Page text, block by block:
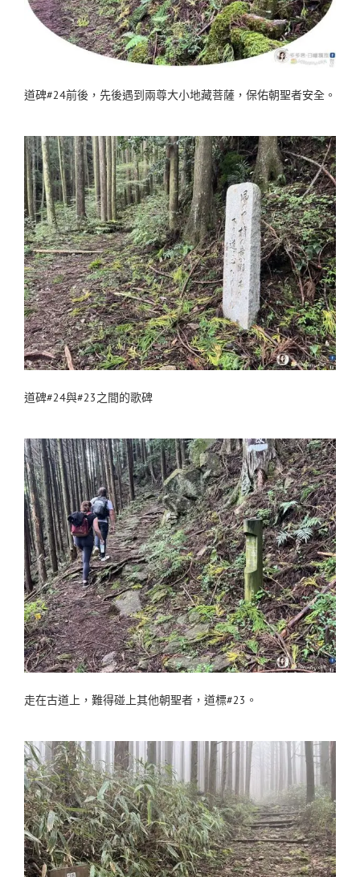
道碑#24前後，先後遇到兩尊大小地藏菩薩，保佑朝聖者安全。
道碑#24與#23之間的歌碑
走在古道上，難得碰上其他朝聖者，道標#23。